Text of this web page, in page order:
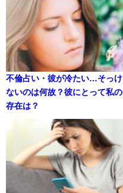
不倫占い・彼が冷たい…そっけ
ないのは何故？彼にとって私の
存在は？